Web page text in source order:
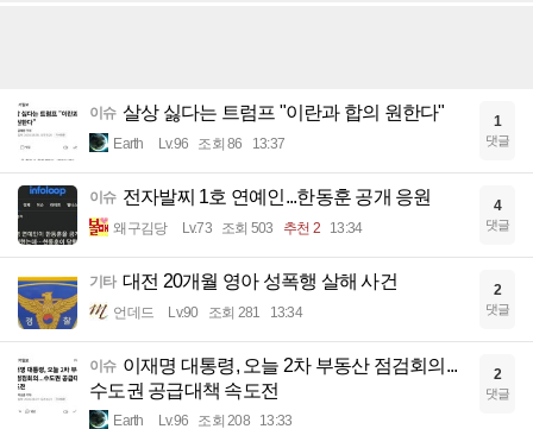
이슈 살상 싫다는 트럼프 "이란과 합의 원한다"
Earth Lv.96 조회 86 13:37
1
댓글
이슈 전자발찌 1호 연예인...한동훈 공개 응원
왜구김당 Lv.73 조회 503 추천 2 13:34
4
댓글
기타 대전 20개월 영아 성폭행 살해 사건
언데드 Lv.90 조회 281 13:34
2
댓글
이슈 이재명 대통령, 오늘 2차 부동산 점검회의...
수도권 공급대책 속도전
Earth Lv.96 조회 208 13:33
2
댓글